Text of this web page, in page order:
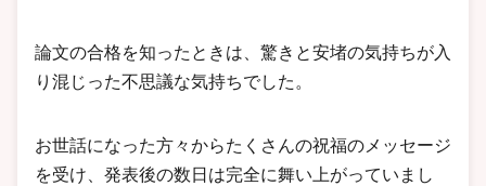
論文の合格を知ったときは、驚きと安堵の気持ちが入
り混じった不思議な気持ちでした。
お世話になった方々からたくさんの祝福のメッセージ
を受け、発表後の数日は完全に舞い上がっていまし